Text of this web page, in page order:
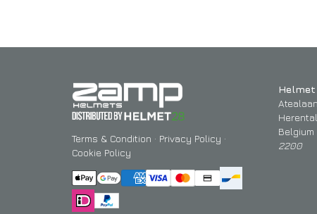
Terms & Condition · Privacy Policy ·
Cookie Policy
Helmet
Belgium
2200